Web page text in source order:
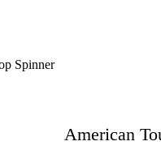
Spinner
American